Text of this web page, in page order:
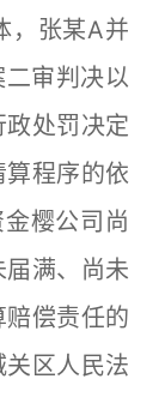
，张某A并
审判决以
处罚决定
程序的依
樱公司尚
满、尚未
偿责任的
区人民法